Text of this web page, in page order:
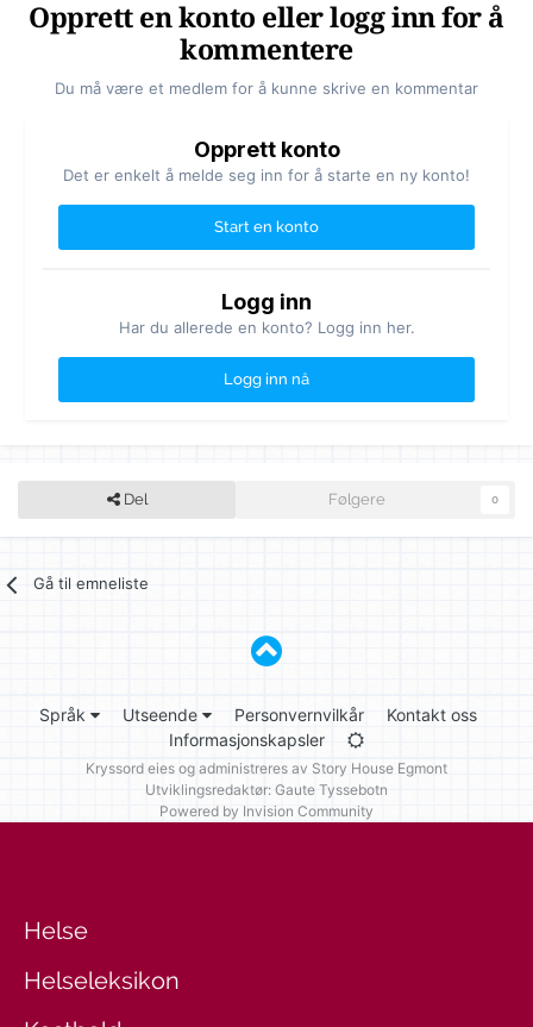
Opprett en konto eller logg inn for å
kommentere
Du må være et medlem for å kunne skrive en kommentar
Opprett konto
Det er enkelt å melde seg inn for å starte en ny konto!
Start en konto
Logg inn
Har du allerede en konto? Logg inn her.
Logg inn nå
Del Følgere 0
Gå til emneliste
Språk Utseende Personvernvilkår
Kontakt oss
Informasjonskapsler
Kryssord eies og administreres av Story House Egmont
Utviklingsredaktør: Gaute Tyssebotn
Powered by Invision Community
Helse
Helseleksikon